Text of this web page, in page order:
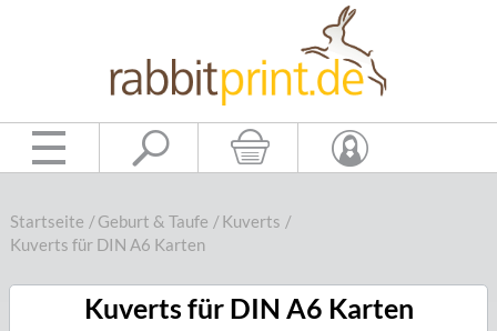
Startseite /Geburt & Taufe /Kuverts /
Kuverts für DIN A6 Karten
Kuverts für DIN A6 Karten